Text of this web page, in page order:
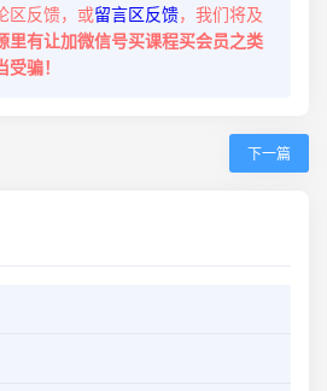
区反馈，或留言区反馈，我们将及
里有让加微信号买课程买会员之类
骗！
下一篇